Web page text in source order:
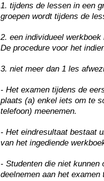
1. tijdens de lessen in een
groepen wordt tijdens de
2. een individueel
De procedure voor het
3. niet meer dan 1 les
- Het examen tijdens de
plaats (a) enkel iets om te
telefoon) meenemen.
- Het eindresultaat bestaat
van het ingediende
- Studenten die niet
deelnemen aan het